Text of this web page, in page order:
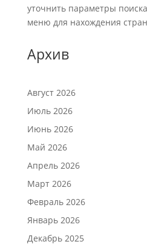
уточнить параметры
меню для нахождения
Архив
Август 2026
Июль 2026
Июнь 2026
Май 2026
Апрель 2026
Март 2026
Февраль 2026
Январь 2026
Декабрь 2025